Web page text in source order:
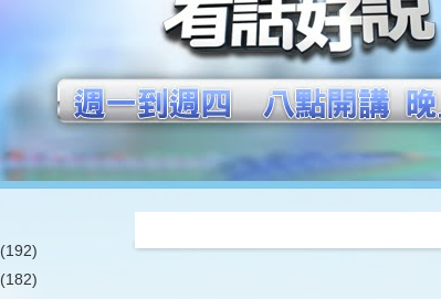
(192)
(182)